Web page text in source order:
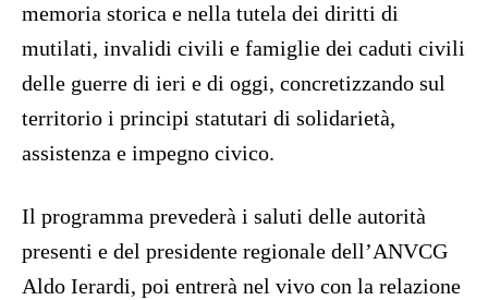
memoria storica e nella tutela dei diritti di
mutilati, invalidi civili e famiglie dei caduti civili
delle guerre di ieri e di oggi, concretizzando sul
territorio i principi statutari di solidarietà,
assistenza e impegno civico.
Il programma prevederà i saluti delle autorità
presenti e del presidente regionale dell’ANVCG
Aldo Ierardi, poi entrerà nel vivo con la relazione